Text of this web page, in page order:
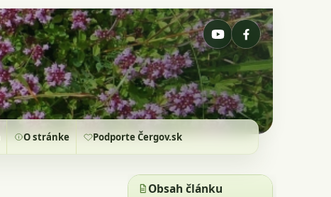
O stránke Podporte Čergov.sk
Obsah článku